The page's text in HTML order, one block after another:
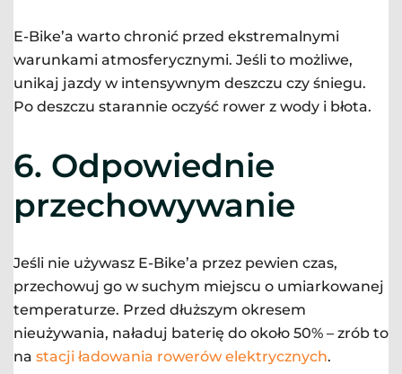
E-Bike’a warto chronić przed ekstremalnymi
warunkami atmosferycznymi. Jeśli to możliwe,
unikaj jazdy w intensywnym deszczu czy śniegu.
Po deszczu starannie oczyść rower z wody i błota.
6. Odpowiednie
przechowywanie
Jeśli nie używasz E-Bike’a przez pewien czas,
przechowuj go w suchym miejscu o umiarkowanej
temperaturze. Przed dłuższym okresem
nieużywania, naładuj baterię do około 50% – zrób to
na stacji ładowania rowerów elektrycznych.